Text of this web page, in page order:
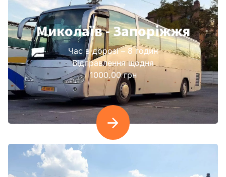
Миколаїв - Запоріжжя
Час в дорозі – 8 годин
Відправлення щодня
1000.00 грн